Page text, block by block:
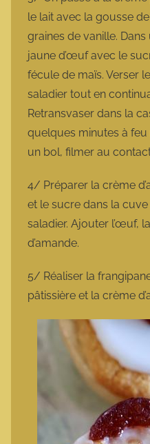
le lait avec la gousse
graines de vanille.
jaune d’œuf avec le
fécule de maïs. Verser
saladier tout en
Retransvaser dans la
quelques minutes à
un bol, filmer au
4/ Préparer la crème
et le sucre dans la
saladier. Ajouter l’œuf,
d’amande.
5/ Réaliser la
pâtissière et la crème